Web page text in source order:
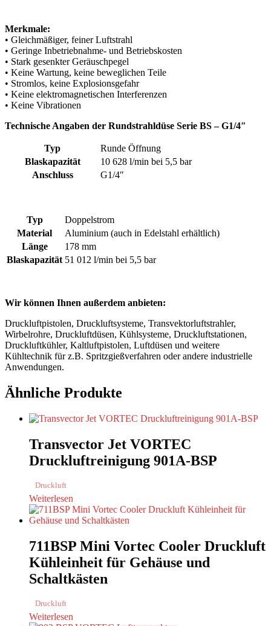
Merkmale:
• Gleichmäßiger, feiner Luftstrahl
• Geringe Inbetriebnahme- und Betriebskosten
• Stark gesenkter Geräuschpegel
• Keine Wartung, keine beweglichen Teile
• Stromlos, keine Explosionsgefahr
• Keine elektromagnetischen Interferenzen
• Keine Vibrationen
Technische Angaben der Rundstrahldüse Serie BS – G1/4″
Typ
Runde Öffnung
Blaskapazität
10 628 l/min bei 5,5 bar
Anschluss
G1/4″
Typ
Doppelstrom
Material
Aluminium (auch in Edelstahl erhältlich)
Länge
178 mm
Blaskapazität 51 012 l/min bei 5,5 bar
Wir können Ihnen außerdem anbieten:
Druckluftpistolen, Druckluftsysteme, Transvektorluftstrahler,
Wirbelrohre, Druckluftdüsen, Kühlsysteme, Druckluftstationen,
Druckluftkühler, Kaltluftpistolen, Luftdüsen und weitere
Kühltechnik für z.B. Spritzgießverfahren oder andere industrielle
Anwendungen.
Ähnliche Produkte
Transvector Jet VORTEC
Druckluftreinigung 901A-BSP
Druckluft
Weiterlesen
711BSP Mini Vortec Cooler Druckluft
Kühleinheit für Gehäuse und
Schaltkästen
Druckluft
Weiterlesen